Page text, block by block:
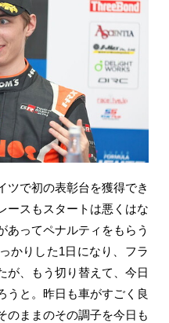
で初の表彰台を獲得でき
ースもスタートは悪くはな
あってペナルティをもらう
かりした1日になり、フラ
が、もう切り替えて、今日
うと。昨日も車がすごく良
のままのその調子を今日も